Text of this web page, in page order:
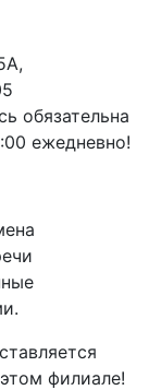
обязательна
ежедневно!
филиале!